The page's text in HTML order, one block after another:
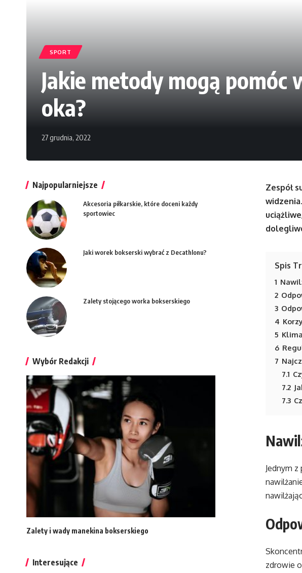
SPORT
Jakie metody mogą pomóc
oka?
27 grudnia, 2022
Zespół
Spis
1
2
3
4
5
6
7
7.1
7.2
7.3
Jednym
zdrowie
Najpopularniejsze
Akcesoria piłkarskie, które doceni każdy
sportowiec
Jaki worek bokserski wybrać z Decathlonu?
Zalety stojącego worka bokserskiego
Wybór Redakcji
Zalety i wady manekina bokserskiego
Interesujące